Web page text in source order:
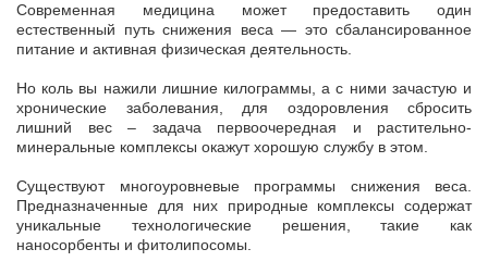
Современная медицина может предоставить один
естественный путь снижения веса — это сбалансированное
питание и активная физическая деятельность.
Но коль вы нажили лишние килограммы, а с ними зачастую и
хронические заболевания, для оздоровления сбросить
лишний вес – задача первоочередная и растительно-
минеральные комплексы окажут хорошую службу в этом.
Существуют многоуровневые программы снижения веса.
Предназначенные для них природные комплексы содержат
уникальные технологические решения, такие как
наносорбенты и фитолипосомы.